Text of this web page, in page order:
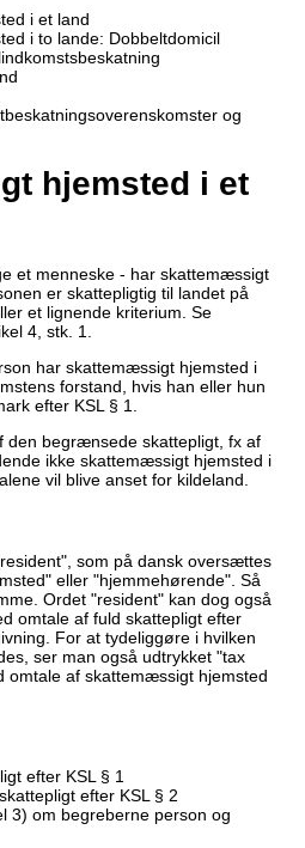
i et land
i to lande: Dobbeltdomicil
og
hjemsted i et
et menneske - har skattemæssigt
er skattepligtig til landet på
et lignende kriterium. Se
4, stk. 1.
har skattemæssigt hjemsted i
forstand, hvis han eller hun
efter KSL § 1.
den begrænsede skattepligt, fx af
ikke skattemæssigt hjemsted i
vil blive anset for kildeland.
som på dansk oversættes
eller "hjemmehørende". Så
Ordet "resident" kan dog også
omtale af fuld skattepligt efter
For at tydeliggøre i hvilken
ser man også udtrykket "tax
omtale af skattemæssigt hjemsted
efter KSL § 1
efter KSL § 2
3) om begreberne person og